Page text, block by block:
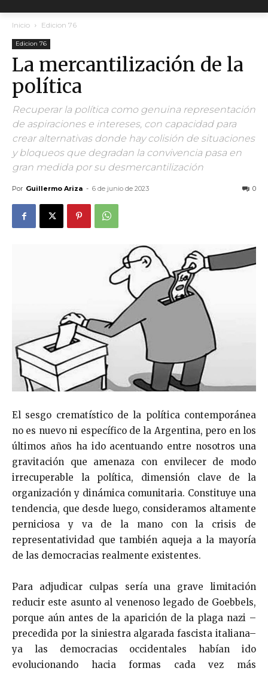
Inicio Edicion 76
Edicion 76
La mercantilización de la
política
Recuperar la política como genuina representación
de aspiraciones e intereses, con capacidad para
crear alternativas donde hay colisión de situaciones
y bloqueos que degradan la convivencia pasa en
gran medida por su desmercantilización
Por Guillermo Ariza - 6 de junio de 2023 0
El sesgo crematístico de la política contemporánea
no es nuevo ni específico de la Argentina, pero en los
últimos años ha ido acentuando entre nosotros una
gravitación que amenaza con envilecer de modo
irrecuperable la política, dimensión clave de la
organización y dinámica comunitaria. Constituye una
tendencia, que desde luego, consideramos altamente
perniciosa y va de la mano con la crisis de
representatividad que también aqueja a la mayoría
de las democracias realmente existentes.
Para adjudicar culpas sería una grave limitación
reducir este asunto al venenoso legado de Goebbels,
porque aún antes de la aparición de la plaga nazi –
precedida por la siniestra algarada fascista italiana–
ya las democracias occidentales habían ido
evolucionando hacia formas cada vez más